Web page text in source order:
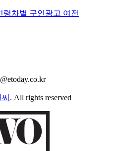
령차별 구인광고 여전
. All rights reserved